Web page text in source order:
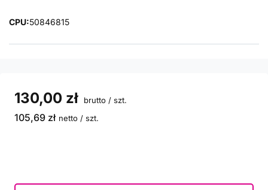
CPU:50846815
130,00 zł brutto / szt.
105,69 zł netto / szt.